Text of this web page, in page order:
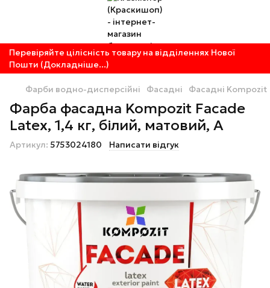
Перевіряйте цілісність товару на відділеннях Нової
Пошти (Докладніше...)
Фарби водно-дисперсійні Фасадні Фасадні Kompozit
Фарба фасадна Kompozit Facade
Latex, 1,4 кг, білий, матовий, A
Артикул: 5753024180 Написати відгук